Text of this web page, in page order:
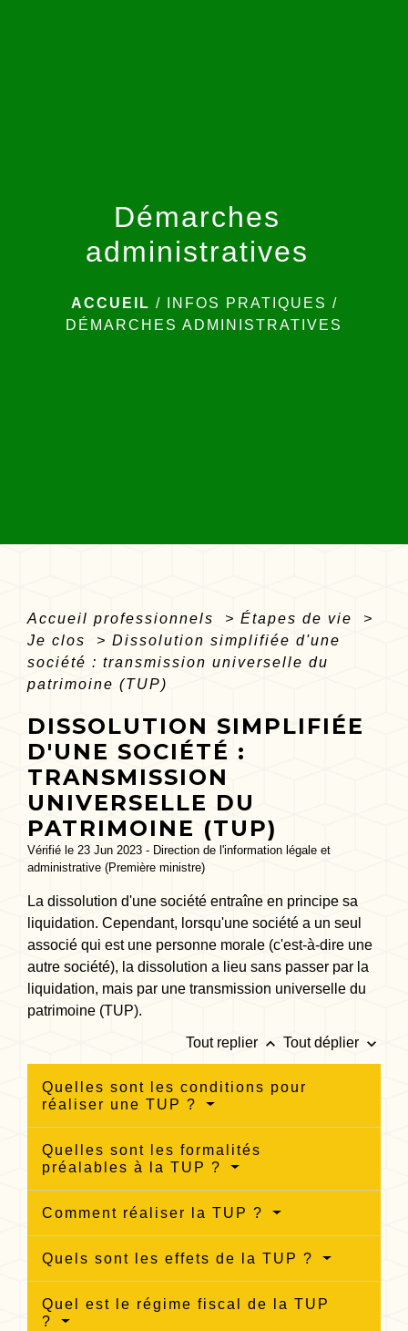
Démarches
administratives
ACCUEIL / INFOS PRATIQUES /
DÉMARCHES ADMINISTRATIVES
Accueil professionnels > Étapes de vie
>
Je clos
> Dissolution simplifiée d'une
société : transmission universelle du
patrimoine (TUP)
DISSOLUTION SIMPLIFIÉE
D'UNE SOCIÉTÉ :
TRANSMISSION
UNIVERSELLE DU
PATRIMOINE (TUP)
Vérifié le 23 Jun 2023 - Direction de l'information légale et
administrative (Première ministre)
La dissolution d'une société entraîne en principe sa
liquidation. Cependant, lorsqu'une société a un seul
associé qui est une personne morale (c'est-à-dire une
autre société), la dissolution a lieu sans passer par la
liquidation, mais par une transmission universelle du
patrimoine (TUP).
Tout replier keyboard_arrow_up Tout déplier keyboard_arrow_down
Quelles sont les conditions pour
réaliser une TUP ?
Quelles sont les formalités
préalables à la TUP ?
Comment réaliser la TUP ?
Quels sont les effets de la TUP ?
Quel est le régime fiscal de la TUP
?